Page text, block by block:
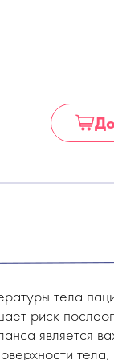
тела
риск
является